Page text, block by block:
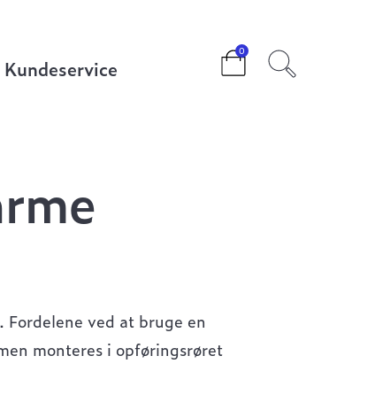
0
Kundeservice
ved at bruge en
monteres i opføringsrøret